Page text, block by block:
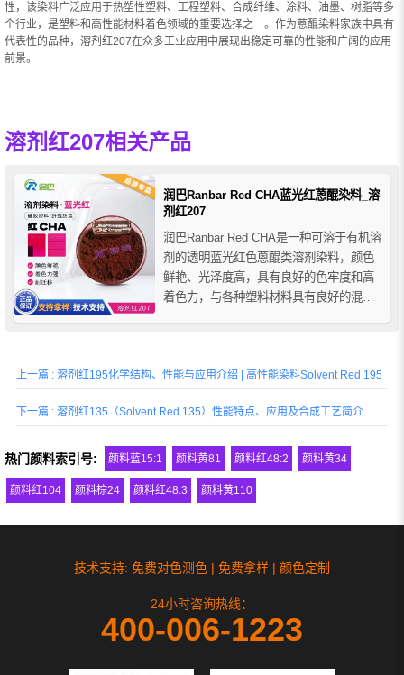
性，该染料广泛应用于热塑性塑料、工程塑料、合成纤维、涂料、油墨、树脂等多
个行业，是塑料和高性能材料着色领域的重要选择之一。作为蒽醌染料家族中具有
代表性的品种，溶剂红207在众多工业应用中展现出稳定可靠的性能和广阔的应用
前景。
溶剂红207相关产品
润巴Ranbar Red CHA蓝光红蒽醌染料_溶
剂红207
润巴Ranbar Red CHA是一种可溶于有机溶
剂的透明蓝光红色蒽醌类溶剂染料，颜色
鲜艳、光泽度高，具有良好的色牢度和高
着色力，与各种塑料材料具有良好的混溶
上一篇 : 溶剂红195化学结构、性能与应用介绍 | 高性能染料Solvent Red 195
下一篇 : 溶剂红135（Solvent Red 135）性能特点、应用及合成工艺简介
热门颜料索引号: 颜料蓝15:1 颜料黄81 颜料红48:2 颜料黄34
颜料红104 颜料棕24 颜料红48:3 颜料黄110
技术支持: 免费对色测色 | 免费拿样 | 颜色定制
24小时咨询热线：
400-006-1223